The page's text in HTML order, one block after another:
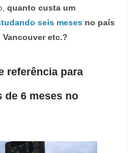
quanto custa um
seis meses no país
Vancouver etc.?
referência para
de 6 meses no